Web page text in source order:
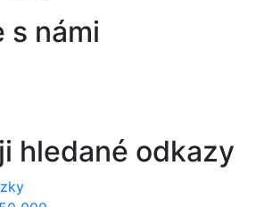
s námi
hledané odkazy